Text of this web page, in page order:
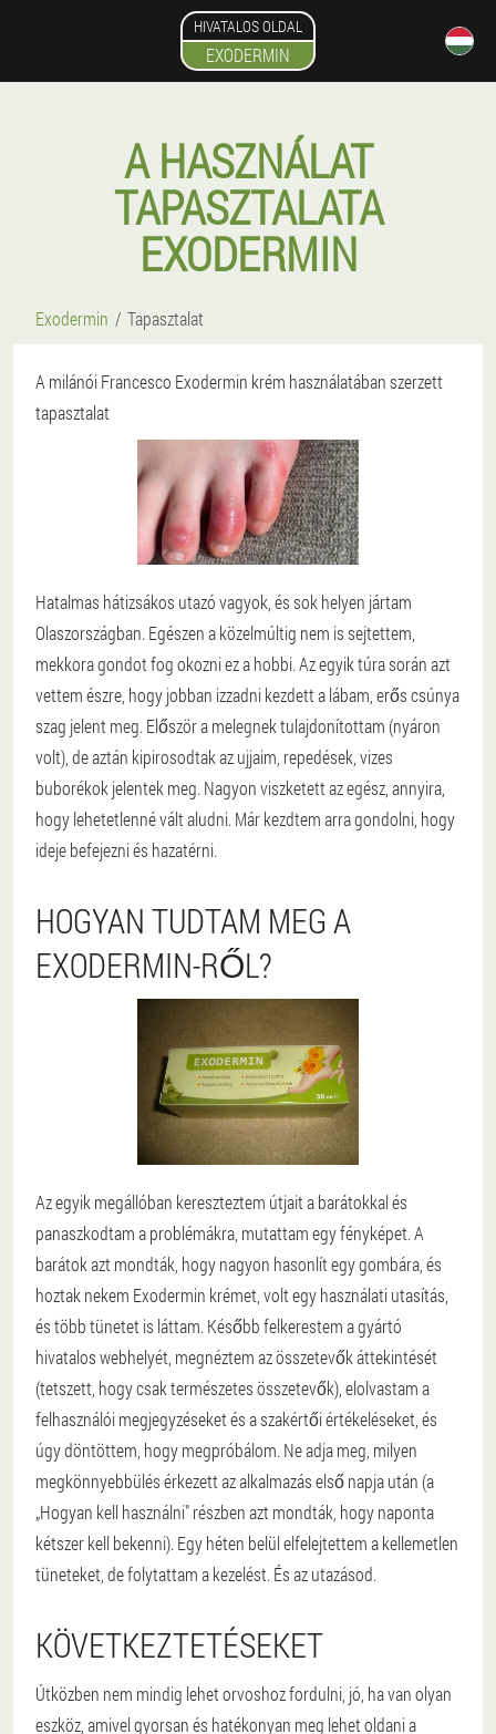
HIVATALOS OLDAL
EXODERMIN
A HASZNÁLAT
TAPASZTALATA
EXODERMIN
Exodermin Tapasztalat
A milánói Francesco Exodermin krém használatában szerzett
tapasztalat
Hatalmas hátizsákos utazó vagyok, és sok helyen jártam
Olaszországban. Egészen a közelmúltig nem is sejtettem,
mekkora gondot fog okozni ez a hobbi. Az egyik túra során azt
vettem észre, hogy jobban izzadni kezdett a lábam, erős csúnya
szag jelent meg. Először a melegnek tulajdonítottam (nyáron
volt), de aztán kipirosodtak az ujjaim, repedések, vizes
buborékok jelentek meg. Nagyon viszketett az egész, annyira,
hogy lehetetlenné vált aludni. Már kezdtem arra gondolni, hogy
ideje befejezni és hazatérni.
HOGYAN TUDTAM MEG A
EXODERMIN-RŐL?
Az egyik megállóban kereszteztem útjait a barátokkal és
panaszkodtam a problémákra, mutattam egy fényképet. A
barátok azt mondták, hogy nagyon hasonlít egy gombára, és
hoztak nekem Exodermin krémet, volt egy használati utasítás,
és több tünetet is láttam. Később felkerestem a gyártó
hivatalos webhelyét, megnéztem az összetevők áttekintését
(tetszett, hogy csak természetes összetevők), elolvastam a
felhasználói megjegyzéseket és a szakértői értékeléseket, és
úgy döntöttem, hogy megpróbálom. Ne adja meg, milyen
megkönnyebbülés érkezett az alkalmazás első napja után (a
„Hogyan kell használni" részben azt mondták, hogy naponta
kétszer kell bekenni). Egy héten belül elfelejtettem a kellemetlen
tüneteket, de folytattam a kezelést. És az utazásod.
KÖVETKEZTETÉSEKET
Útközben nem mindig lehet orvoshoz fordulni, jó, ha van olyan
eszköz, amivel gyorsan és hatékonyan meg lehet oldani a